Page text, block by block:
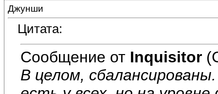
Джунши
Цитата:
Сообщение от Inquisitor
В целом,